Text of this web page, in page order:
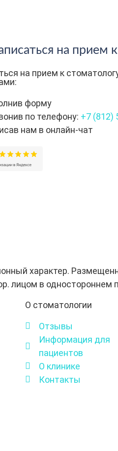
на прием
на прием к
форму
по телефону: +7 (812)
нам в онлайн-чат
характер.
лицом в одностороннем
О стоматологии
Отзывы
Информация для
пациентов
О клинике
Контакты